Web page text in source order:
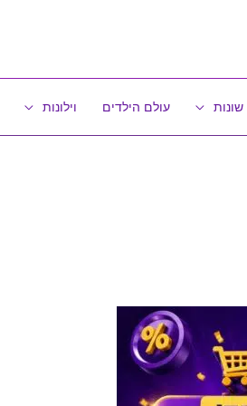
שונות עולם הילדים וילונות